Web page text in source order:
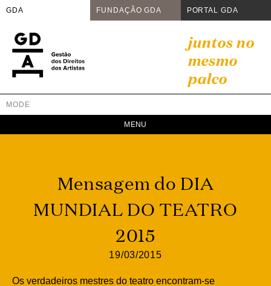
GDA FUNDAÇÃO GDA PORTAL GDA
content
juntos no
mesmo
palco
GDA
Juntos no mesmo palco
MODE
Mensagem do DIA
MUNDIAL DO TEATRO
2015
19/03/2015
Os verdadeiros mestres do teatro encontram-se